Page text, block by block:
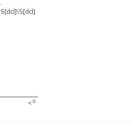
.
S[dcl]\S[dcl]
< 0